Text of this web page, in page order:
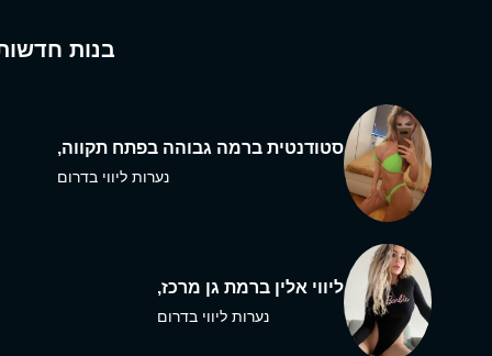
בנות
סטודנטית ברמה גבוהה בפתח תקווה,
נערות ליווי בדרום
ליווי אלין ברמת גן מרכז,
נערות ליווי בדרום